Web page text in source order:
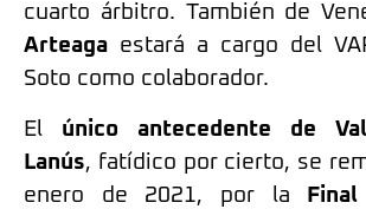
cuarto árbitro. También de
Arteaga estará a cargo del
Soto como colaborador.
El único antecedente de
Lanús, fatídico por cierto, se
enero de 2021, por la